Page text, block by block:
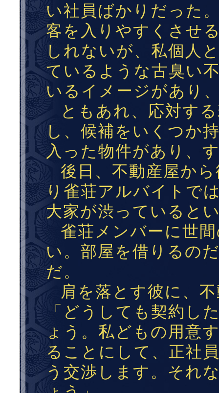
い社員ばかりだった
客を入りやすくさせ
しれないが、私個人
ているような古臭い
いるイメージがあり
ともあれ、応対す
し、候補をいくつか
入った物件があり、
後日、不動産屋か
り雀荘アルバイトで
大家が渋っていると
雀荘メンバーに世
い。部屋を借りるの
だ。
肩を落とす彼に、
「どうしても契約し
ょう。私どもの用意
ることにして、正社
う交渉します。それ